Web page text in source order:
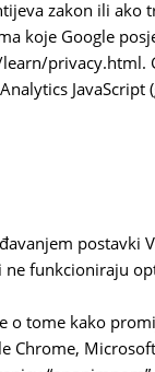
zakon ili ako
koje Google
privacy.html.
JavaScript
postavki
ne funkcioniraju
tome kako